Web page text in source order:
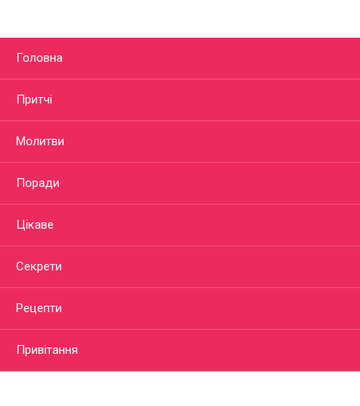
Головна
Притчі
Молитви
Поради
Цікаве
Секрети
Рецепти
Привітання